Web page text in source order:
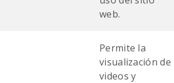
web.
Permite la
visualización de
videos y